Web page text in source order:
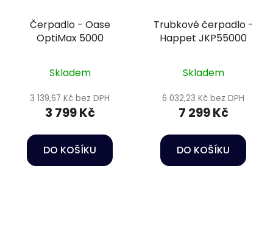
Čerpadlo - Oase
OptiMax 5000
Skladem
3 139,67 Kč bez DPH
3 799 Kč
DO KOŠÍKU
Trubkové čerpadlo -
Happet JKP55000
Skladem
6 032,23 Kč bez DPH
7 299 Kč
DO KOŠÍKU